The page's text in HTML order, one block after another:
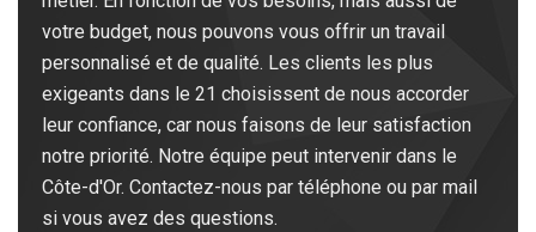
votre budget, nous pouvons vous offrir un travail
personnalisé et de qualité. Les clients les plus
exigeants dans le 21 choisissent de nous accorder
leur confiance, car nous faisons de leur satisfaction
notre priorité. Notre équipe peut intervenir dans le
Côte-d'Or. Contactez-nous par téléphone ou par mail
si vous avez des questions.